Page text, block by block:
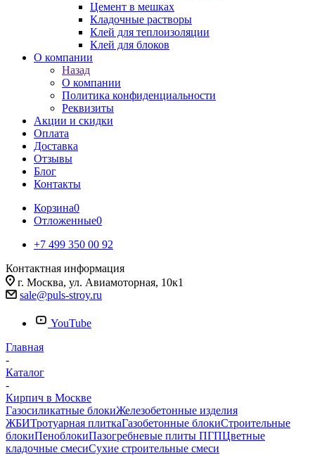
Цемент в мешках
Кладочные растворы
Клей для теплоизоляции
Клей для блоков
О компании
Назад
О компании
Политика конфиденциальности
Реквизиты
Акции и скидки
Оплата
Доставка
Отзывы
Блог
Контакты
Корзина0
Отложенные0
+7 499 350 00 92
Контактная информация
г. Москва, ул. Авиамоторная, 10к1
sale@puls-stroy.ru
YouTube
Главная
-
Каталог
-
Кирпич в Москве
Газосиликатные блокиЖелезобетонные изделия
ЖБИТротуарная плиткаГазобетонные блокиСтроительные
блокиПеноблокиПазогребневые плиты ПГПЦветные
кладочные смесиСухие строительные смеси